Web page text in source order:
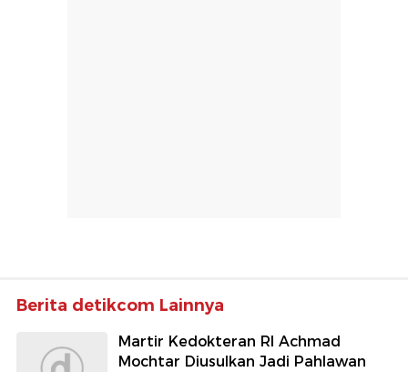
Berita detikcom Lainnya
Martir Kedokteran RI Achmad
Mochtar Diusulkan Jadi Pahlawan